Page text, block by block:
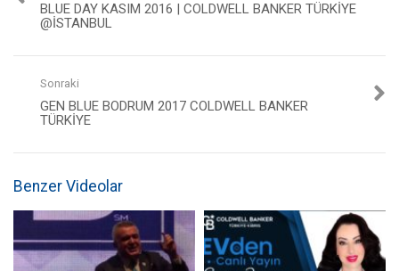
BLUE DAY KASIM 2016 | COLDWELL BANKER TÜRKIYE
@İSTANBUL
Sonraki
GEN BLUE BODRUM 2017 COLDWELL BANKER
TÜRKİYE
Benzer Videolar